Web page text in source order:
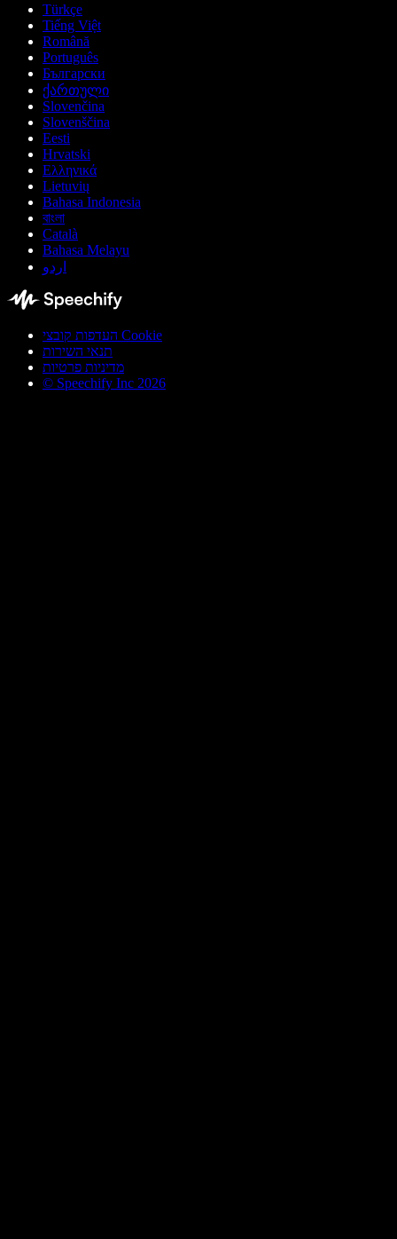
Türkçe
Tiếng Việt
Română
Português
Български
ქართული
Slovenčina
Slovenščina
Eesti
Hrvatski
Ελληνικά
Lietuvių
Bahasa Indonesia
বাংলা
Català
Bahasa Melayu
اردو
העדפות קובצי Cookie
תנאי השירות
מדיניות פרטיות
© Speechify Inc 2026